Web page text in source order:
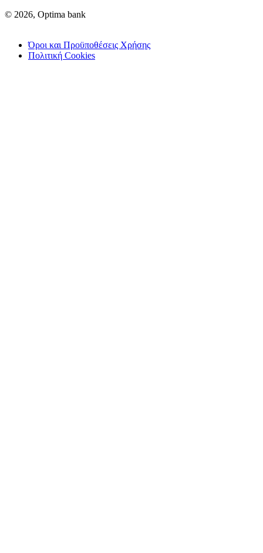
© 2026, Optima bank
Όροι και Προϋποθέσεις Χρήσης
Πολιτική Cookies